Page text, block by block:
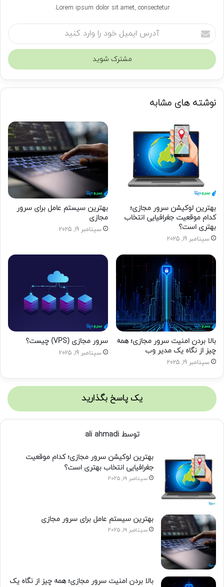
Lorem ipsum dolor sit amet, consectetur.
آ
د
س
ی
ی
ر
د
ک
ن
ی
نوشته های مشابه
بهترین لوکیشن سرور مجازی؛
کدام موقعیت جغرافیایی انتخاب
بهتری است؟
سپتامبر 19, 2025
بهترین سیستم عامل برای سرور
مجازی
سپتامبر 19, 2025
بالا بردن امنیت سرور مجازی؛ همه
چیز از نگاه یک مدیر وب
سپتامبر 19, 2025
سرور مجازی (VPS) چیست؟
سپتامبر 19, 2025
یک پاسخ بگذارید
توسط ali ahmadi
بهترین لوکیشن سرور مجازی؛ کدام موقعیت
جغرافیایی انتخاب بهتری است؟
سپتامبر 19, 2025
بهترین سیستم عامل برای سرور مجازی
سپتامبر 19, 2025
بالا بردن امنیت سرور مجازی؛ همه چیز از نگاه یک